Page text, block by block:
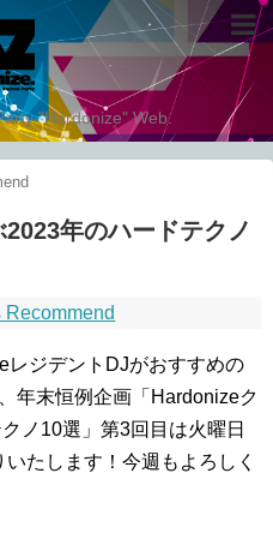
"Hardonize" Web.
年のハードテクノ
Recommend
レジデントDJがおすすめの
年末恒例企画「Hardonizeク
ノ10選」第3回目は火曜日
たします！今週もよろしく